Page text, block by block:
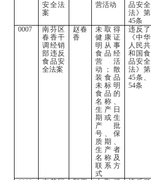
安全法
案
营活动
品安全
法》第
45条
0007
南芬区
春香干
调经销
部违反
食品安
全法案
赵春
香
未取得
健康证
明从事
食品经
营活
动；散
装食品
未标明
食品的
名称、
生产日
期或生
产批
号、保
质期、
生产者
名称及
联系方
式
违反了
《中华
人民共
和国食
品安全
法》第
45条、
54条